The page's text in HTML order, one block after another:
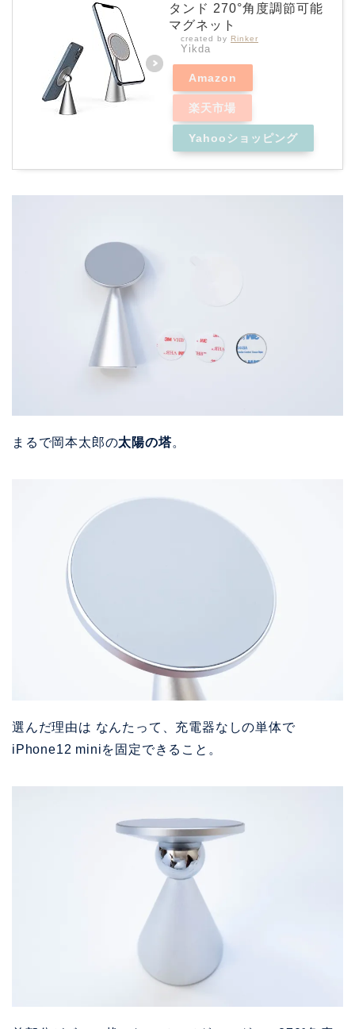
タンド 270°角度調節可能
マグネット
created by Rinker
Yikda
Amazon
楽天市場
Yahooショッピング
まるで岡本太郎の太陽の塔。
選んだ理由は なんたって、充電器なしの単体で
iPhone12 miniを固定できること。